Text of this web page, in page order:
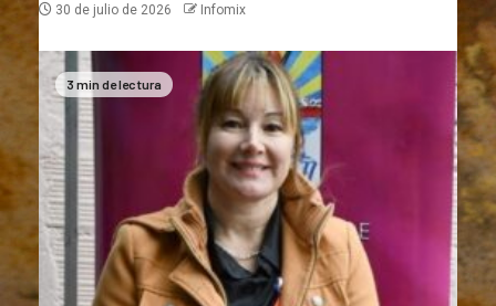
30 de julio de 2026 Infomix
3 min de lectura